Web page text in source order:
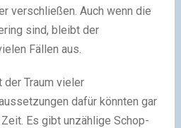
verschließen. Auch wenn die
sind, bleibt der
Fällen aus.
Traum vieler
dafür könnten gar
Es gibt unzählige Schop-